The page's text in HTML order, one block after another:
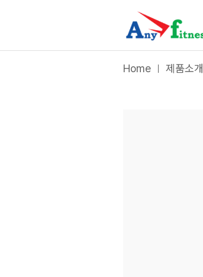
200 series|허리 돌리기- 애니휘트니스
Home 제품소개